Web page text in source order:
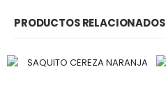
PRODUCTOS RELACIONADOS